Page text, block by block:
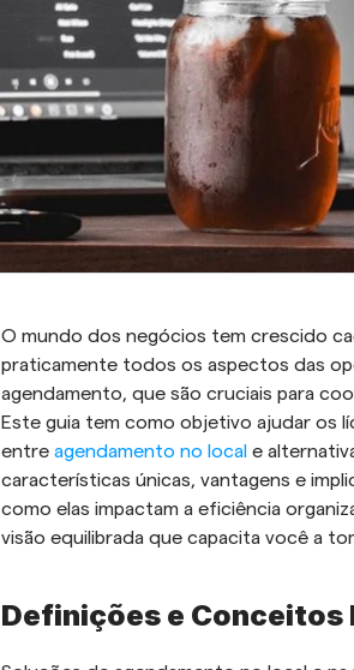
O mundo dos negócios tem crescido
praticamente todos os aspectos das
agendamento, que são cruciais para
Este guia tem como objetivo ajudar os
entre agendamento no local e
características únicas, vantagens e
como elas impactam a eficiência
visão equilibrada que capacita você a
Definições e Conceitos